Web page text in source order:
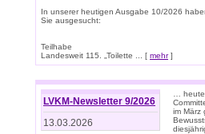
In unserer heutigen Ausgabe 10/2026
Sie ausgesucht:
Teilhabe
Landesweit 115. „Toilette ... [ mehr]
LVKM-Newsletter 9/2026
13.03.2026
…
im März